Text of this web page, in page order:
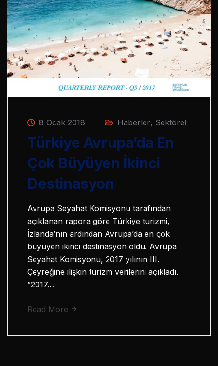
8 Ocak 2018 Haberler, Sektörel
Türkiye Avrupa’da En
Çok Büyüyen İkinci
Destinasyon
Avrupa Seyahat Komisyonu tarafından
açıklanan rapora göre Türkiye turizmi,
İzlanda’nın ardından Avrupa’da en çok
büyüyen ikinci destinasyon oldu. Avrupa
Seyahat Komisyonu, 2017 yılının III.
Çeyreğine ilişkin turizm verilerini açıkladı.
”2017…
Read More